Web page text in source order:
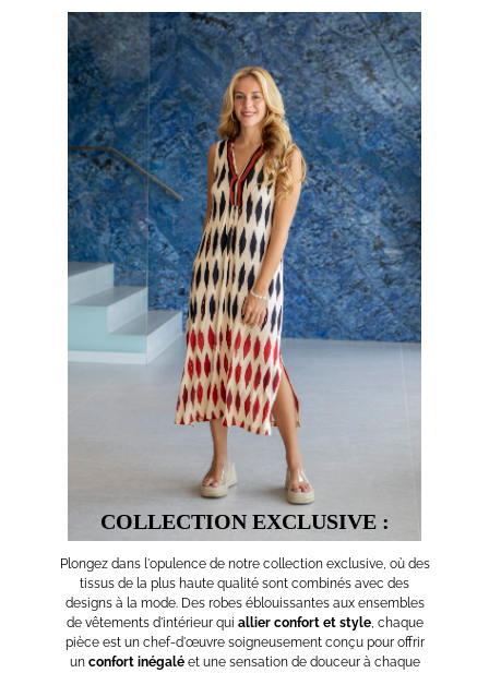
COLLECTION EXCLUSIVE :
Plongez dans l'opulence de notre collection exclusive, où des
tissus de la plus haute qualité sont combinés avec des
designs à la mode. Des robes éblouissantes aux ensembles
de vêtements d'intérieur qui allier confort et style, chaque
pièce est un chef-d'œuvre soigneusement conçu pour offrir
un confort inégaléet une sensation de douceur à chaque